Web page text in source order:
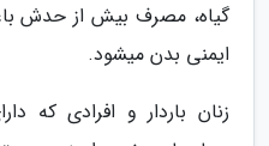
گیاه، مصرف بیش از حدش
ایمنی بدن میشود.
زنان باردار و افرادی که